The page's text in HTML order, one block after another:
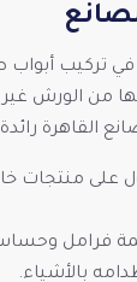
تركيب أبواب
من الورش غير
القاهرة
على منتجات
فرامل
بالأشياء.